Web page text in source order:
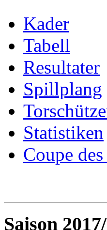
Kader
Tabell
Resultater
Spillplang
Statistiken
Coupe
Saison